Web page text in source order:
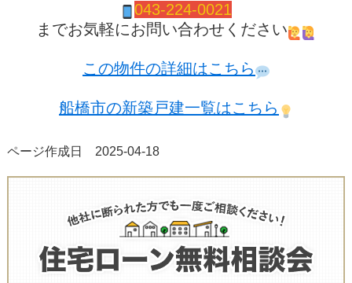
043-224-0021
までお気軽にお問い合わせください
この物件の詳細はこちら
船橋市の新築戸建一覧はこちら
ページ作成日 2025-04-18